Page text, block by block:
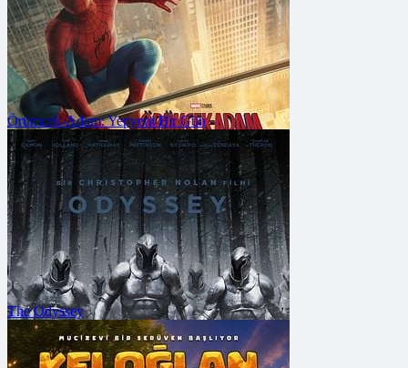
FRAGMANA GİT
Örümcek-Adam: Yepyeni Bir Gün
The Odyssey